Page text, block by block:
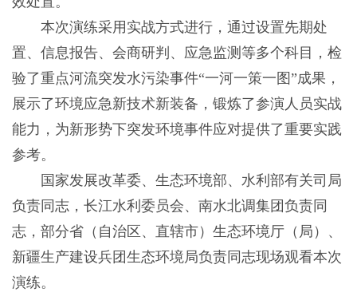
本次演练采用实战方式进行，通过设置先期处
置、信息报告、会商研判、应急监测等多个科目，检
验了重点河流突发水污染事件“一河一策一图”成果，
展示了环境应急新技术新装备，锻炼了参演人员实战
能力，为新形势下突发环境事件应对提供了重要实践
参考。
国家发展改革委、生态环境部、水利部有关司局
负责同志，长江水利委员会、南水北调集团负责同
志，部分省（自治区、直辖市）生态环境厅（局）、
新疆生产建设兵团生态环境局负责同志现场观看本次
演练。